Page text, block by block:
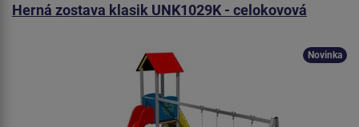
Herná zostava klasik UNK1029K - celokovová
Novinka